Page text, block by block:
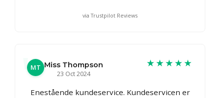
via Trustpilot Reviews
MT Miss Thompson
23 Oct 2024
★★★★★
Enestående kundeservice. Kundeservicen er